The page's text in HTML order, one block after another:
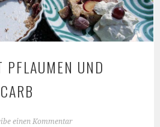
UND
einen Kommentar